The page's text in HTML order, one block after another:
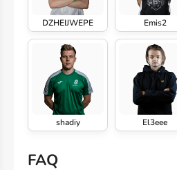
DZHEIJWEPE Emis2
shadiy El3eee
FAQ